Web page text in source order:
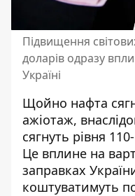
Підвищення
доларів одразу
Україні
Щойно нафта
ажіотаж,
сягнуть рівня
Це вплине на
заправках
коштуватимуть